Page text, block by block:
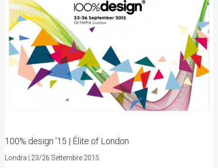
100% design ’15 | Élite of London
Londra | 23/26 Settembre 2015